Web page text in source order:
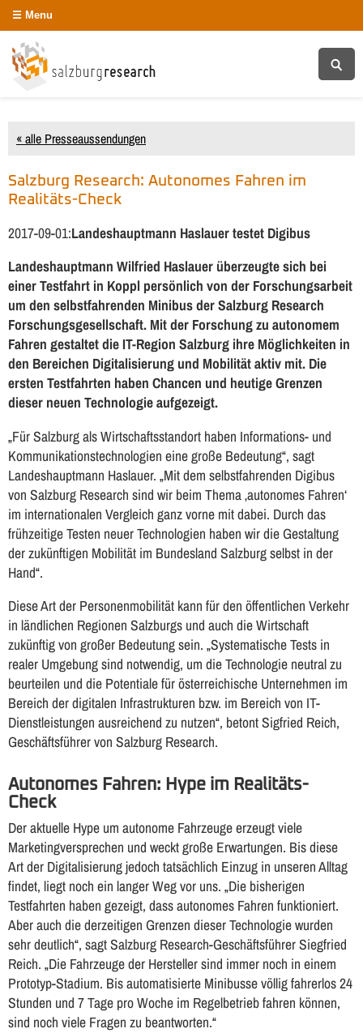
Menu
« alle Presseaussendungen
Salzburg Research: Autonomes Fahren im
Realitäts-Check
2017-09-01:Landeshauptmann Haslauer testet Digibus
Landeshauptmann Wilfried Haslauer überzeugte sich bei
einer Testfahrt in Koppl persönlich von der Forschungsarbeit
um den selbstfahrenden Minibus der Salzburg Research
Forschungsgesellschaft. Mit der Forschung zu autonomem
Fahren gestaltet die IT-Region Salzburg ihre Möglichkeiten in
den Bereichen Digitalisierung und Mobilität aktiv mit. Die
ersten Testfahrten haben Chancen und heutige Grenzen
dieser neuen Technologie aufgezeigt.
„Für Salzburg als Wirtschaftsstandort haben Informations- und
Kommunikationstechnologien eine große Bedeutung“, sagt
Landeshauptmann Haslauer. „Mit dem selbstfahrenden Digibus
von Salzburg Research sind wir beim Thema ‚autonomes Fahren‘
im internationalen Vergleich ganz vorne mit dabei. Durch das
frühzeitige Testen neuer Technologien haben wir die Gestaltung
der zukünftigen Mobilität im Bundesland Salzburg selbst in der
Hand“.
Diese Art der Personenmobilität kann für den öffentlichen Verkehr
in ländlichen Regionen Salzburgs und auch die Wirtschaft
zukünftig von großer Bedeutung sein. „Systematische Tests in
realer Umgebung sind notwendig, um die Technologie neutral zu
beurteilen und die Potentiale für österreichische Unternehmen im
Bereich der digitalen Infrastrukturen bzw. im Bereich von IT-
Dienstleistungen ausreichend zu nutzen“, betont Sigfried Reich,
Geschäftsführer von Salzburg Research.
Autonomes Fahren: Hype im Realitäts-
Check
Der aktuelle Hype um autonome Fahrzeuge erzeugt viele
Marketingversprechen und weckt große Erwartungen. Bis diese
Art der Digitalisierung jedoch tatsächlich Einzug in unseren Alltag
findet, liegt noch ein langer Weg vor uns. „Die bisherigen
Testfahrten haben gezeigt, dass autonomes Fahren funktioniert.
Aber auch die derzeitigen Grenzen dieser Technologie wurden
sehr deutlich“, sagt Salzburg Research-Geschäftsführer Siegfried
Reich. „Die Fahrzeuge der Hersteller sind immer noch in einem
Prototyp-Stadium. Bis automatisierte Minibusse völlig fahrerlos 24
Stunden und 7 Tage pro Woche im Regelbetrieb fahren können,
sind noch viele Fragen zu beantworten.“